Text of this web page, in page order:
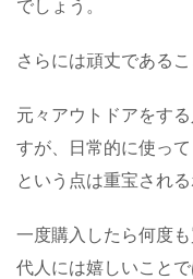
でしょう。
さらには頑丈である
元々アウトドアをす
すが、日常的に使っ
という点は重宝され
一度購入したら何度
代人には嬉しいことで